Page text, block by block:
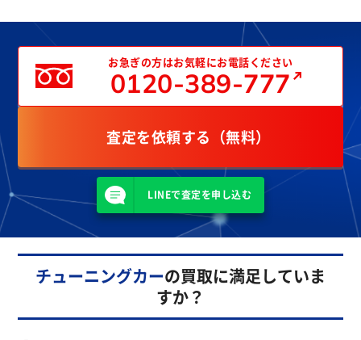
お急ぎの方はお気軽にお電話ください
0120-389-777
査定を依頼する（無料）
LINEで査定を申し込む
チューニングカーの買取に満足していま
すか？